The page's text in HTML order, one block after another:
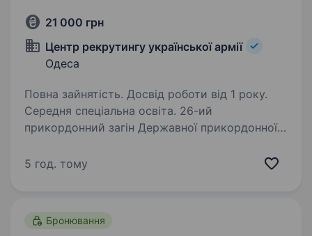
21 000 грн
Центр рекрутингу української армії
Одеса
Повна зайнятість. Досвід роботи від 1 року.
Середня спеціальна освіта. 26-ий
прикордонний загін Державної прикордонної
приготування страв і правил гігієни профільна
5 год. тому
Бронювання